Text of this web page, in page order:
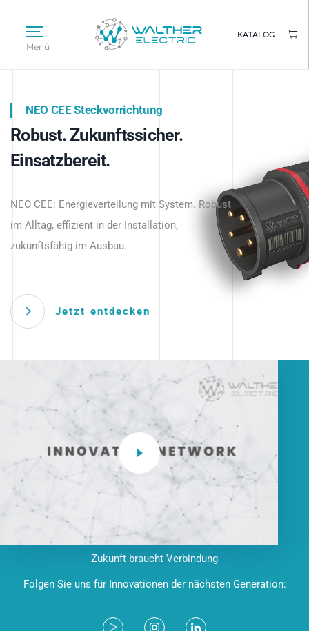
Menü
KATALOG
Intelligente Stromverteilung
beginnt hier.
NEO CEE Steckvorrichtung
Robust. Zukunftssicher.
Einsatzbereit.
NEO CEE: Energieverteilung mit System. Robust
im Alltag, effizient in der Installation,
zukunftsfähig im Ausbau.
Jetzt entdecken
Intelligenz trifft Energie.
Anwendungen – robust, IP-geschützt und
zukunftsfähig.
Zukunft braucht Verbindung
Folgen Sie uns für Innovationen der nächsten Generation: